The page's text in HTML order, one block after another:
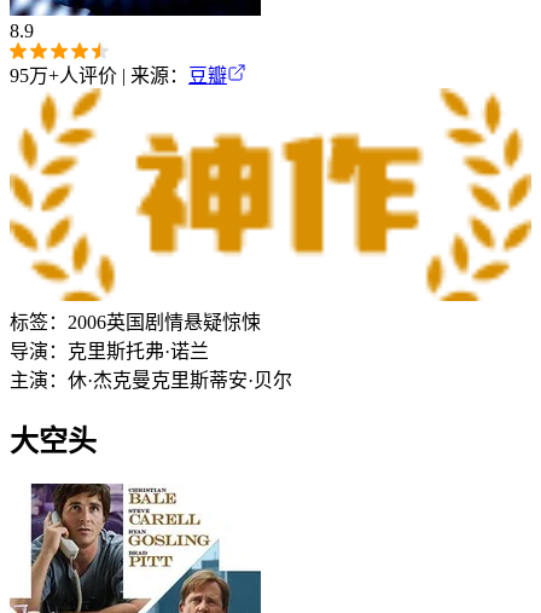
8.9
95万+人评价 | 来源： 豆瓣
标签： 2006英国剧情悬疑惊悚
导演：
克里斯托弗·诺兰
主演： 休·杰克曼克里斯蒂安·贝尔
大空头